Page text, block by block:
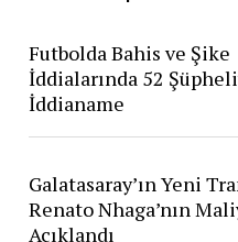
Futbolda Bahis ve Şike
İddialarında 52
İddianame
Galatasaray’ın Yeni
Renato Nhaga’nın
Açıklandı